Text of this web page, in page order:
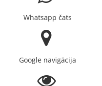
Whatsapp čats
Google navigācija